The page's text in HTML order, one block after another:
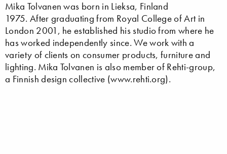
Mika Tolvanen was born in Lieksa, Finland
1975. After graduating from Royal College of Art in
London 2001, he established his studio from where he
has worked independently since. We work with a
variety of clients on consumer products, furniture and
lighting. Mika Tolvanen is also member of Rehti-group,
a Finnish design collective (www.rehti.org).